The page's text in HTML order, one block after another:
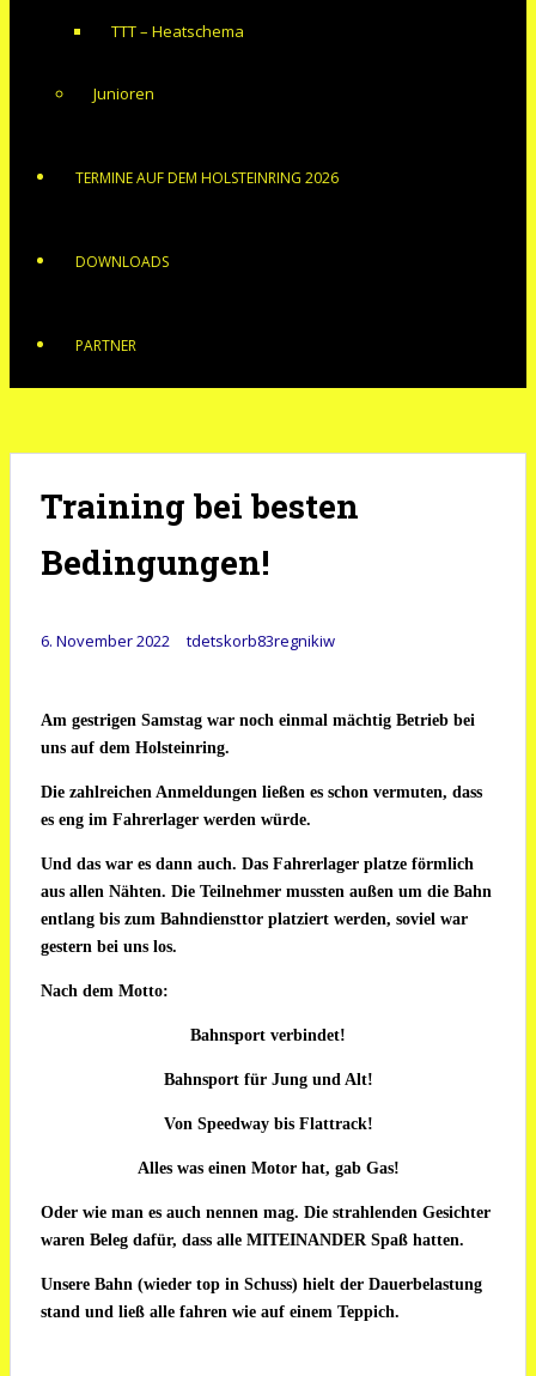
TTT – Heatschema
Junioren
TERMINE AUF DEM HOLSTEINRING 2026
DOWNLOADS
PARTNER
Training bei besten
Bedingungen!
6. November 2022 tdetskorb83regnikiw
Am gestrigen Samstag war noch einmal mächtig Betrieb bei
uns auf dem Holsteinring.
Die zahlreichen Anmeldungen ließen es schon vermuten, dass
es eng im Fahrerlager werden würde.
Und das war es dann auch. Das Fahrerlager platze förmlich
aus allen Nähten. Die Teilnehmer mussten außen um die Bahn
entlang bis zum Bahndiensttor platziert werden, soviel war
gestern bei uns los.
Nach dem Motto:
Bahnsport verbindet!
Bahnsport für Jung und Alt!
Von Speedway bis Flattrack!
Alles was einen Motor hat, gab Gas!
Oder wie man es auch nennen mag. Die strahlenden Gesichter
waren Beleg dafür, dass alle MITEINANDER Spaß hatten.
Unsere Bahn (wieder top in Schuss) hielt der Dauerbelastung
stand und ließ alle fahren wie auf einem Teppich.